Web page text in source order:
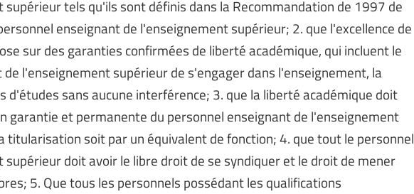
tels qu'ils sont définis dans la Recommandation de 1997 de
enseignant de l'enseignement supérieur; 2. que l'excellence de
sur des garanties confirmées de liberté académique, qui incluent le
l'enseignement supérieur de s'engager dans l'enseignement, la
d'études sans aucune interférence; 3. que la liberté académique doit
garantie et permanente du personnel enseignant de l'enseignement
titularisation soit par un équivalent de fonction; 4. que tout le personnel
doit avoir le libre droit de se syndiquer et le droit de mener
5. Que tous les personnels possédant les qualifications